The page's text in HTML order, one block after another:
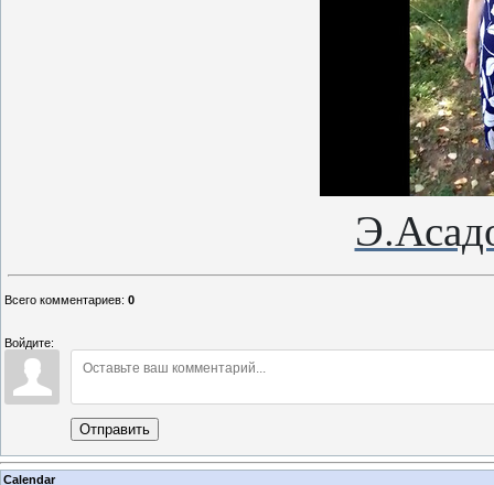
Всего комментариев: 0
Войдите:
Отправить
Calendar